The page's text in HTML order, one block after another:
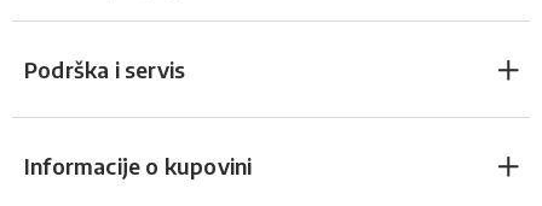
Podrška i servis
Informacije o kupovini